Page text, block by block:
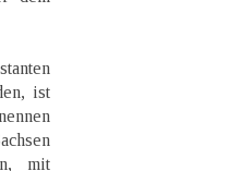
ist
mit